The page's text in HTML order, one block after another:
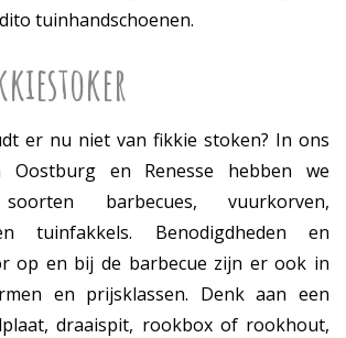
tuinhandschoenen.
er nu niet van fikkie stoken? In ons
Oostburg en Renesse hebben we
soorten barbecues, vuurkorven,
tuinfakkels. Benodigdheden en
op en bij de barbecue zijn er ook in
en prijsklassen. Denk aan een
draaispit, rookbox of rookhout,